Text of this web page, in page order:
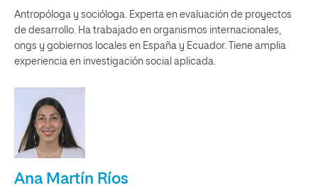
Antropóloga y socióloga. Experta en evaluación de proyectos
de desarrollo. Ha trabajado en organismos internacionales,
ongs y gobiernos locales en España y Ecuador. Tiene amplia
experiencia en investigación social aplicada.
Ana Martín Ríos